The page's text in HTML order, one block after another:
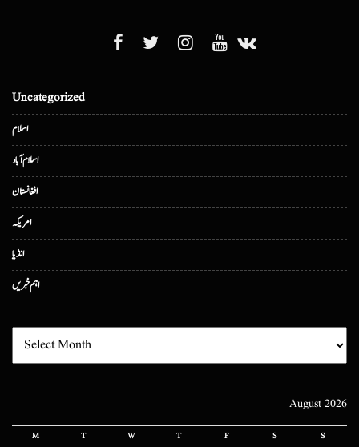
Uncategorized
اسلام
اسلام آباد
افغانستان
امریکہ
انڈیا
اہم خبریں
August 2026
M T W T F S S